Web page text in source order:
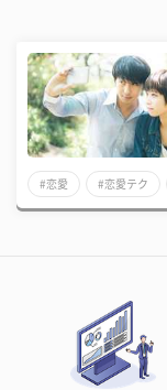
#恋愛 #恋愛テク